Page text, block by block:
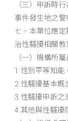
（三）申訴時
事件發生地之警
七、本單位應
治性騷擾相關教
（一）機構所
1.性別平等知能
2.性騷擾基本概
3.性騷擾申訴之
4.其他與性騷擾